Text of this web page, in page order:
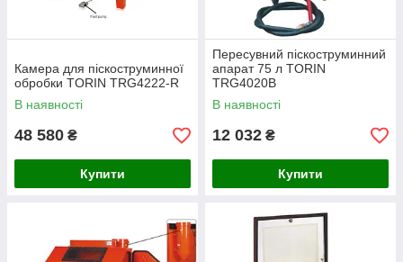
Камера для піскоструминної
обробки TORIN TRG4222-R
В наявності
48 580 ₴
Купити
Пересувний піскоструминний
апарат 75 л TORIN
TRG4020B
В наявності
12 032 ₴
Купити